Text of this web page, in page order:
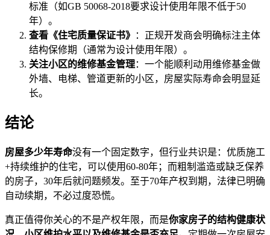
标准（如GB 50068-2018要求设计使用年限不低于50
年）。
查看《住宅质量保证书》
：正规开发商会明确标注主体
结构保修期（通常为设计使用年限）。
关注小区的维修基金管理：一个能顺利动用维修基金做
外墙、电梯、管道更新的小区，房屋实际寿命会明显延
长。
结论
房屋多少年寿命没有一个固定数字，但行业共识是：优质施工
+持续维护的住宅，可以使用60-80年；而粗制滥造或缺乏保养
的房子，30年后就问题频发。至于70年产权到期，法律已明确
自动续期，不必过度恐慌。
真正值得你关心的不是产权年限，而是你家房子的结构健康状